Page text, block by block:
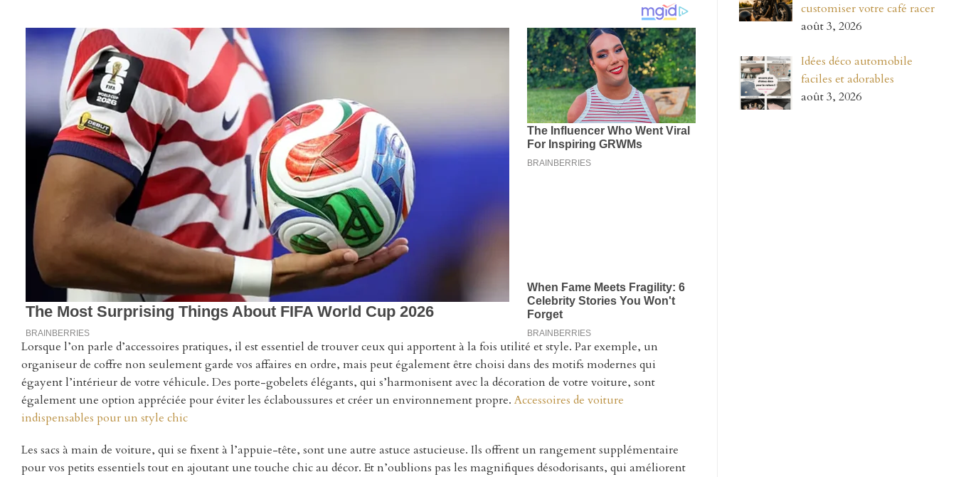
Lorsque l’on parle d’accessoires pratiques, il est essentiel de trouver ceux qui apportent à la fois utilité et style. Par exemple, un
organiseur de coffre non seulement garde vos affaires en ordre, mais peut également être choisi dans des motifs modernes qui
égayent l’intérieur de votre véhicule. Des porte-gobelets élégants, qui s’harmonisent avec la décoration de votre voiture, sont
également une option appréciée pour éviter les éclaboussures et créer un environnement propre. Accessoires de voiture
indispensables pour un style chic
Les sacs à main de voiture, qui se fixent à l’appuie-tête, sont une autre astuce astucieuse. Ils offrent un rangement supplémentaire
pour vos petits essentiels tout en ajoutant une touche chic au décor. Et n’oublions pas les magnifiques désodorisants, qui améliorent
customiser votre café racer
août 3, 2026
Idées déco automobile
faciles et adorables
août 3, 2026